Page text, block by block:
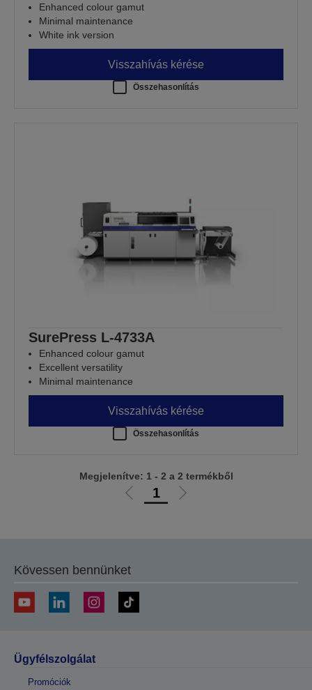
Enhanced colour gamut
Minimal maintenance
White ink version
Visszahívás kérése
Összehasonlítás
SurePress L-4733A
Enhanced colour gamut
Excellent versatility
Minimal maintenance
Visszahívás kérése
Összehasonlítás
Előző
1
Következő
Megjelenítve: 1 - 2 a 2 termékből
Kövessen bennünket
Ügyfélszolgálat
Promóciók